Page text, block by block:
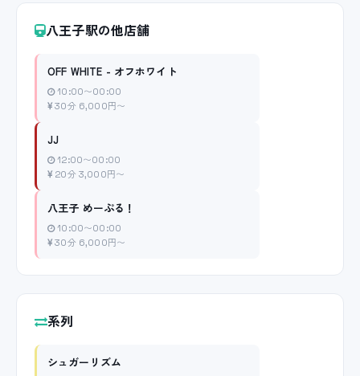
八王子駅の他店舗
OFF WHITE - オフホワイト
10:00〜00:00
30分 6,000円〜
JJ
12:00〜00:00
20分 3,000円〜
八王子 めーぷる！
10:00〜00:00
30分 6,000円〜
系列
シュガーリズム